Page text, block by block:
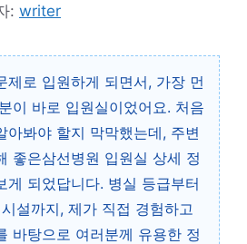
: writer
제로 입원하게 되면서, 가장 먼
이 바로 입원실이었어요. 처음
아봐야 할지 막막했는데, 주변
좋은삼선병원 입원실 상세 정
게 되었답니다. 병실 등급부터
설까지, 제가 직접 경험하고
바탕으로 여러분께 유용한 정